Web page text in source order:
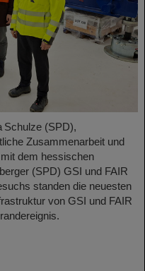
Schulze (SPD),
Zusammenarbeit und
dem hessischen
(SPD) GSI und FAIR
standen die neuesten
von GSI und FAIR